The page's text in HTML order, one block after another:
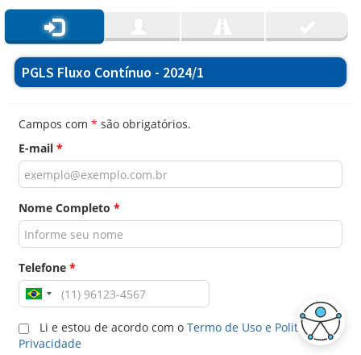
PGLS Fluxo Contínuo - 2024/1
Campos com * são obrigatórios.
E-mail *
Nome Completo *
Telefone *
Li e estou de acordo com o Termo de Uso e Politica de
Privacidade